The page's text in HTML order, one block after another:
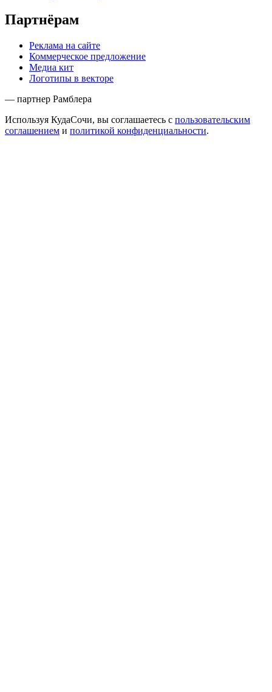
Партнёрам
Реклама на сайте
Коммерческое предложение
Медиа кит
Логотипы в векторе
— партнер Рамблера
Используя КудаСочи, вы соглашаетесь с пользовательским
соглашением и политикой конфиденциальности.